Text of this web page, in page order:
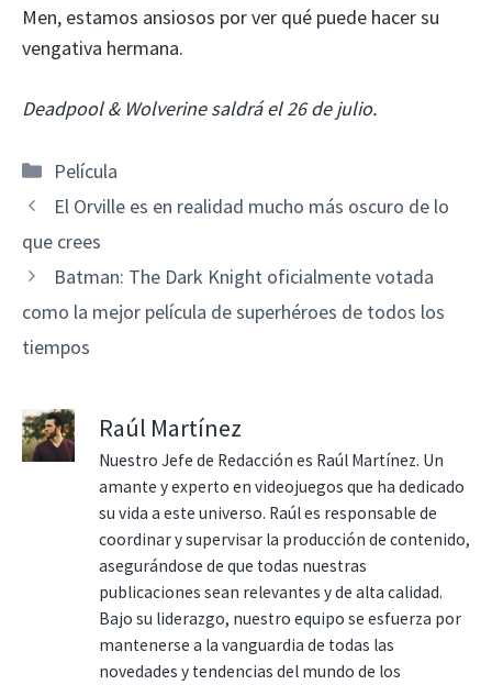
Men, estamos ansiosos por ver qué puede hacer su
vengativa hermana.
Deadpool & Wolverine saldrá el 26 de julio.
Categorías
Película
El Orville es en realidad mucho más oscuro de lo
que crees
Batman: The Dark Knight oficialmente votada
como la mejor película de superhéroes de todos los
tiempos
Raúl Martínez
Nuestro Jefe de Redacción es Raúl Martínez. Un
amante y experto en videojuegos que ha dedicado
su vida a este universo. Raúl es responsable de
coordinar y supervisar la producción de contenido,
asegurándose de que todas nuestras
publicaciones sean relevantes y de alta calidad.
Bajo su liderazgo, nuestro equipo se esfuerza por
mantenerse a la vanguardia de todas las
novedades y tendencias del mundo de los